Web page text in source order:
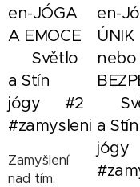
potřebu,
samozřejmost
a součást
jejich života.
Jana
https://
nezištně
potřebným
malým i
se
nechali
ale
že to
vlastně
někdy
en-JÓGA
A EMOCE
🙏🏼 Světlo
a Stín
jógy🌘 #2
#zamysleni
Zamyšlení
nad tím,
en-
ÚNIK
nebo
🙏🏼
a Stín